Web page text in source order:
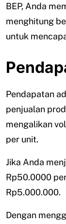
BEP, Anda
menghitung
untuk
Pendapatan
penjualan
mengalikan
per unit.
Jika Anda
Rp50.0000
Rp5.000.000.
Dengan